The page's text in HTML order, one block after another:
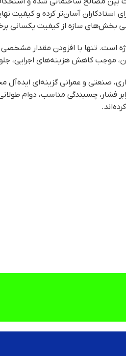
استادکاران آسان‌تر کرده و
بخش‌های سازه از کیفیت یکسانی
است. تنها با افزودن مقدار
موجب کاهش هزینه‌های اجرایی،
صنعتی و عمرانی گزینه‌ای
برابر فشار، چسبندگی مناسب، دوام